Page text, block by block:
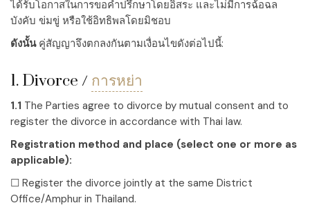
ได้รับโอกาสในการขอคำปรึกษาโดยอิสระ และไม่มีการฉ้อฉล
บังคับ ข่มขู่ หรือใช้อิทธิพลโดยมิชอบ
ดังนั้นคู่สัญญาจึงตกลงกันตามเงื่อนไขดังต่อไปนี้:
1. Divorce / การหย่า
1.1 The Parties agree to divorce by mutual consent and to
register the divorce in accordance with Thai law.
Registration method and place (select one or more as
applicable):
☐ Register the divorce jointly at the same District
Office/Amphur in Thailand.